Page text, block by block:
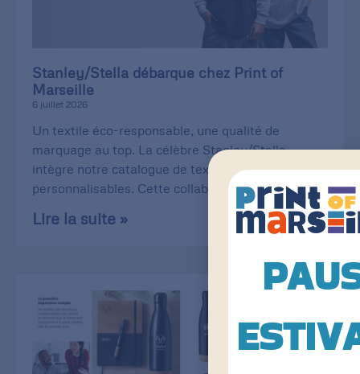
Stanley/Stella débarque chez Print of
Marseille
6 juillet 2026
Un textile éco-responsable, une qualité de
marquage au top. La célèbre Stanley/Stella
intègre notre catalogue de textiles
personnalisables. Cette collaboration
Lire la suite »